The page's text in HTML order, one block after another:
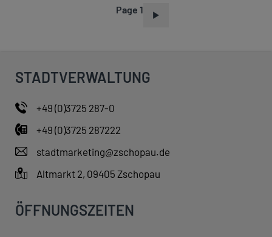
Page 1
STADTVERWALTUNG
+49 (0)3725 287-0
+49 (0)3725 287222
stadtmarketing@zschopau.de
Altmarkt 2, 09405 Zschopau
ÖFFNUNGSZEITEN